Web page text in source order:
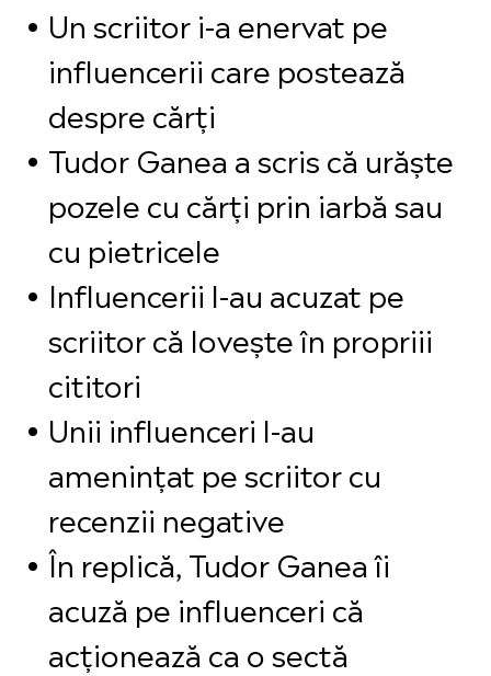
Un scriitor i-a enervat pe
influencerii care postează
despre cărți
Tudor Ganea a scris că urăște
pozele cu cărți prin iarbă sau
cu pietricele
Influencerii l-au acuzat pe
scriitor că lovește în propriii
cititori
Unii influenceri l-au
amenințat pe scriitor cu
recenzii negative
În replică, Tudor Ganea îi
acuză pe influenceri că
acționează ca o sectă